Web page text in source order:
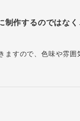
制作するのではな
ますので、色味や雰囲